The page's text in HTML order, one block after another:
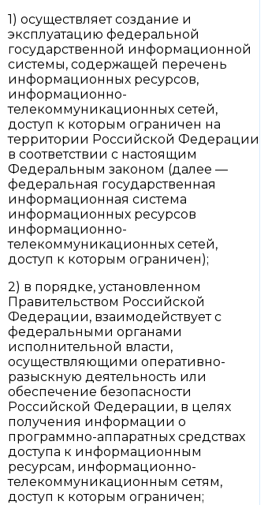
1) осуществляет создание и
эксплуатацию федеральной
государственной информационной
системы, содержащей перечень
информационных ресурсов,
информационно-
телекоммуникационных сетей,
доступ к которым ограничен на
территории Российской Федерации
в соответствии с настоящим
Федеральным законом (далее —
федеральная государственная
информационная система
информационных ресурсов
информационно-
телекоммуникационных сетей,
доступ к которым ограничен);
2) в порядке, установленном
Правительством Российской
Федерации, взаимодействует с
федеральными органами
исполнительной власти,
осуществляющими оперативно-
разыскную деятельность или
обеспечение безопасности
Российской Федерации, в целях
получения информации о
программно-аппаратных средствах
доступа к информационным
ресурсам, информационно-
телекоммуникационным сетям,
доступ к которым ограничен;